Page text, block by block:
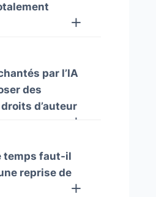
par l’IA
des
d’auteur
temps faut-il
reprise de